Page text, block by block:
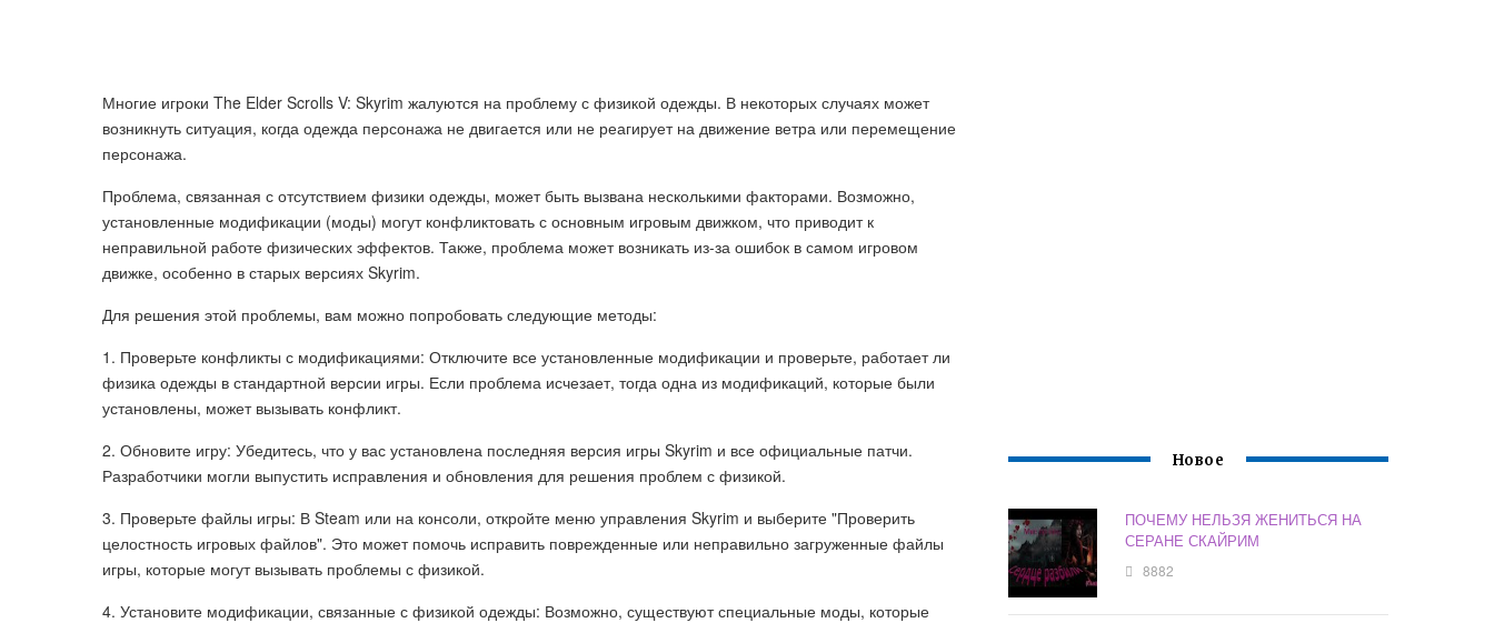
Многие игроки The Elder Scrolls V: Skyrim жалуются на проблему с физикой одежды. В некоторых случаях может
возникнуть ситуация, когда одежда персонажа не двигается или не реагирует на движение ветра или перемещение
персонажа.
Проблема, связанная с отсутствием физики одежды, может быть вызвана несколькими факторами. Возможно,
установленные модификации (моды) могут конфликтовать с основным игровым движком, что приводит к
неправильной работе физических эффектов. Также, проблема может возникать из-за ошибок в самом игровом
движке, особенно в старых версиях Skyrim.
Для решения этой проблемы, вам можно попробовать следующие методы:
1. Проверьте конфликты с модификациями: Отключите все установленные модификации и проверьте, работает ли
физика одежды в стандартной версии игры. Если проблема исчезает, тогда одна из модификаций, которые были
установлены, может вызывать конфликт.
2. Обновите игру: Убедитесь, что у вас установлена последняя версия игры Skyrim и все официальные патчи.
Разработчики могли выпустить исправления и обновления для решения проблем с физикой.
3. Проверьте файлы игры: В Steam или на консоли, откройте меню управления Skyrim и выберите "Проверить
целостность игровых файлов". Это может помочь исправить поврежденные или неправильно загруженные файлы
игры, которые могут вызывать проблемы с физикой.
4. Установите модификации, связанные с физикой одежды: Возможно, существуют специальные моды, которые
Новое
ПОЧЕМУ НЕЛЬЗЯ ЖЕНИТЬСЯ НА
СЕРАНЕ СКАЙРИМ
8882